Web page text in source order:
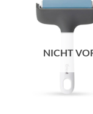
NICHT